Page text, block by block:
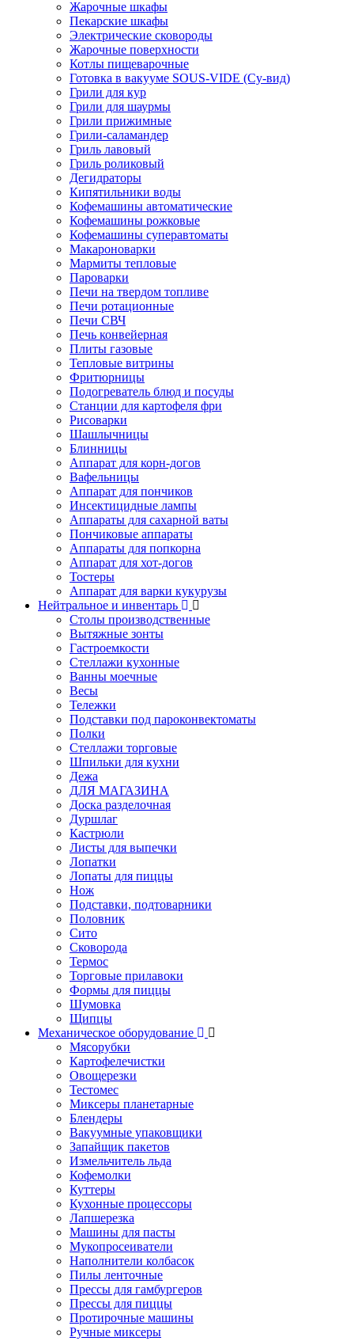
Жарочные шкафы
Пекарские шкафы
Электрические сковороды
Жарочные поверхности
Котлы пищеварочные
Готовка в вакууме SOUS-VIDE (Су-вид)
Грили для кур
Грили для шаурмы
Грили прижимные
Грили-саламандер
Гриль лавовый
Гриль роликовый
Дегидраторы
Кипятильники воды
Кофемашины автоматические
Кофемашины рожковые
Кофемашины суперавтоматы
Макароноварки
Мармиты тепловые
Пароварки
Печи на твердом топливе
Печи ротационные
Печи СВЧ
Печь конвейерная
Плиты газовые
Тепловые витрины
Фритюрницы
Подогреватель блюд и посуды
Станции для картофеля фри
Рисоварки
Шашлычницы
Блинницы
Аппарат для корн-догов
Вафельницы
Аппарат для пончиков
Инсектицидные лампы
Аппараты для сахарной ваты
Пончиковые аппараты
Аппараты для попкорна
Аппарат для хот-догов
Тостеры
Аппарат для варки кукурузы
Нейтральное и инвентарь
Столы производственные
Вытяжные зонты
Гастроемкости
Стеллажи кухонные
Ванны моечные
Весы
Тележки
Подставки под пароконвектоматы
Полки
Стеллажи торговые
Шпильки для кухни
Дежа
ДЛЯ МАГАЗИНА
Доска разделочная
Дуршлаг
Кастрюли
Листы для выпечки
Лопатки
Лопаты для пиццы
Нож
Подставки, подтоварники
Половник
Сито
Сковорода
Термос
Торговые прилавоки
Формы для пиццы
Шумовка
Щипцы
Механическое оборудование
Мясорубки
Картофелечистки
Овощерезки
Тестомес
Миксеры планетарные
Блендеры
Вакуумные упаковщики
Запайщик пакетов
Измельчитель льда
Кофемолки
Куттеры
Кухонные процессоры
Лапшерезка
Машины для пасты
Мукопросеиватели
Наполнители колбасок
Пилы ленточные
Прессы для гамбургеров
Прессы для пиццы
Протирочные машины
Ручные миксеры